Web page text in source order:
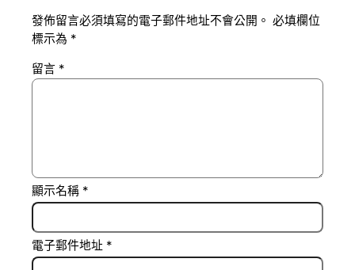
發佈留言必須填寫的電子郵件地址不會公開。 必填欄位
標示為 *
留言 *
顯示名稱 *
電子郵件地址 *